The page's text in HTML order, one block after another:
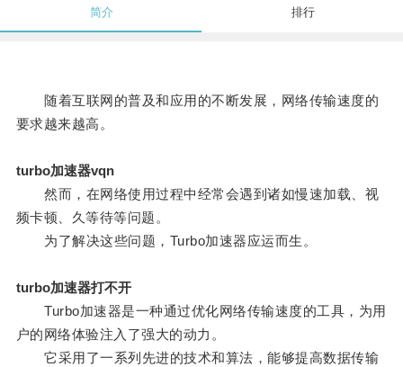
简介 排行
随着互联网的普及和应用的不断发展，网络传输速度的
要求越来越高。
turbo加速器vqn
然而，在网络使用过程中经常会遇到诸如慢速加载、视
频卡顿、久等待等问题。
为了解决这些问题，Turbo加速器应运而生。
turbo加速器打不开
Turbo加速器是一种通过优化网络传输速度的工具，为用
户的网络体验注入了强大的动力。
它采用了一系列先进的技术和算法，能够提高数据传输